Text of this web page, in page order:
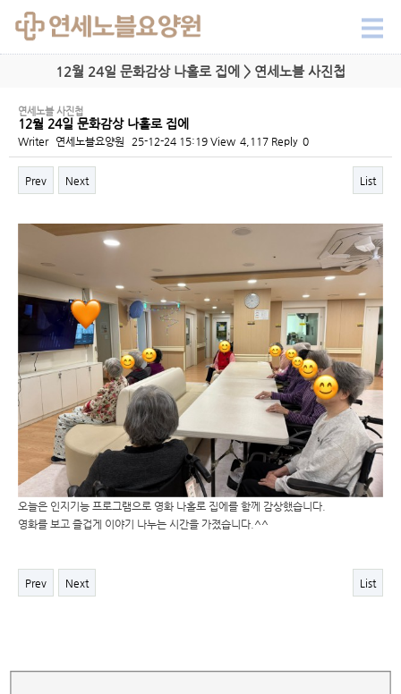
12월 24일 문화감상 나홀로 집에 > 연세노블 사진첩
연세노블 사진첩
12월 24일 문화감상 나홀로 집에
Writer 연세노블요양원 25-12-24 15:19 View 4,117 Reply 0
Prev Next List
Content
오늘은 인지기능 프로그램으로 영화 나홀로 집에를 함께 감상했습니다.
영화를 보고 즐겁게 이야기 나누는 시간을 가졌습니다.^^
Prev Next List